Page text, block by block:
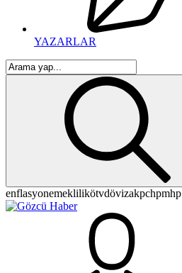
YAZARLAR
enflasyonemeklilikötvdövizakpchpmhp